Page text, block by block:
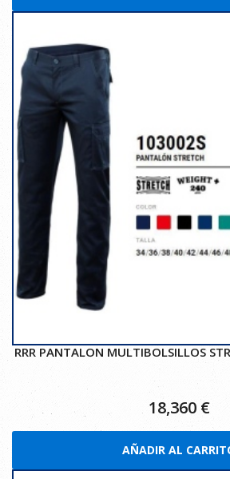
RRR PANTALON MULTIBOLSILLOS
18,360 €
AÑADIR AL